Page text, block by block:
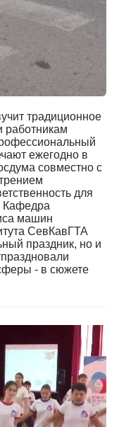
традиционное
работникам
ежегодно в
совместно с
для
Кафедра
машин
СевКавГТА
праздник, но и
- в сюжете